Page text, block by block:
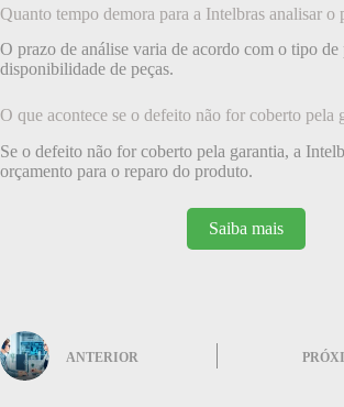
Quanto tempo demora para a Intelbras analisar o
O prazo de análise varia de acordo com o tipo de
disponibilidade de peças.
O que acontece se o defeito não for coberto pela
Se o defeito não for coberto pela garantia, a
orçamento para o reparo do produto.
Saiba mais
ANTERIOR